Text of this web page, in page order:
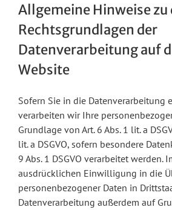
Allgemeine Hinweise zu
Rechtsgrundlagen der
Datenverarbeitung auf
Website
Sofern Sie in die Datenverarbeitung
verarbeiten wir Ihre
Grundlage von Art. 6 Abs. 1 lit. a
lit. a DSGVO, sofern besondere
9 Abs. 1 DSGVO verarbeitet werden.
ausdrücklichen Einwilligung in die
personenbezogener Daten in
Datenverarbeitung außerdem auf